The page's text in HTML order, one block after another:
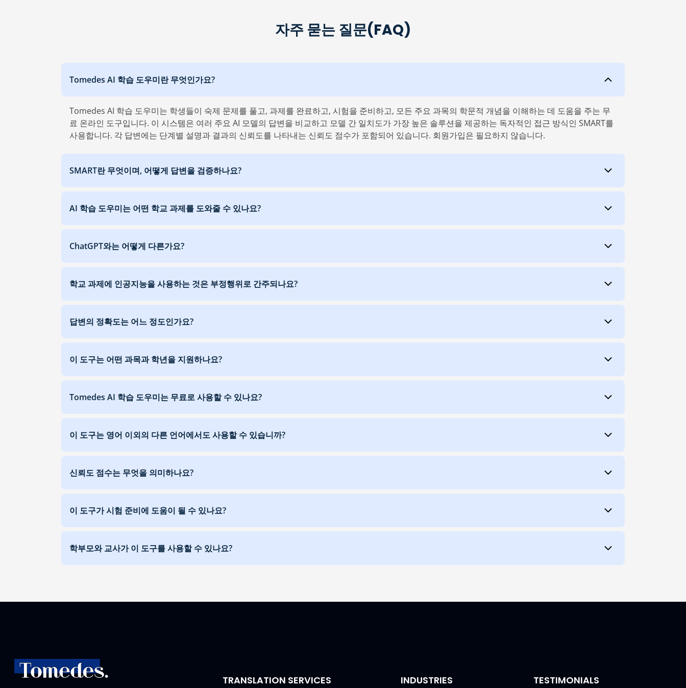
자주 묻는 질문(FAQ)
Tomedes AI 학습 도우미란 무엇인가요?
Tomedes AI 학습 도우미는 학생들이 숙제 문제를 풀고, 과제를 완료하고, 시험을 준비하고, 모든 주요 과목의 학문적 개념을 이해하는 데 도움을 주는 무
료 온라인 도구입니다. 이 시스템은 여러 주요 AI 모델의 답변을 비교하고 모델 간 일치도가 가장 높은 솔루션을 제공하는 독자적인 접근 방식인 SMART를
사용합니다. 각 답변에는 단계별 설명과 결과의 신뢰도를 나타내는 신뢰도 점수가 포함되어 있습니다. 회원가입은 필요하지 않습니다.
SMART란 무엇이며, 어떻게 답변을 검증하나요?
AI 학습 도우미는 어떤 학교 과제를 도와줄 수 있나요?
ChatGPT와는 어떻게 다른가요?
학교 과제에 인공지능을 사용하는 것은 부정행위로 간주되나요?
답변의 정확도는 어느 정도인가요?
이 도구는 어떤 과목과 학년을 지원하나요?
Tomedes AI 학습 도우미는 무료로 사용할 수 있나요?
이 도구는 영어 이외의 다른 언어에서도 사용할 수 있습니까?
신뢰도 점수는 무엇을 의미하나요?
이 도구가 시험 준비에 도움이 될 수 있나요?
학부모와 교사가 이 도구를 사용할 수 있나요?
TRANSLATION SERVICES INDUSTRIES TESTIMONIALS